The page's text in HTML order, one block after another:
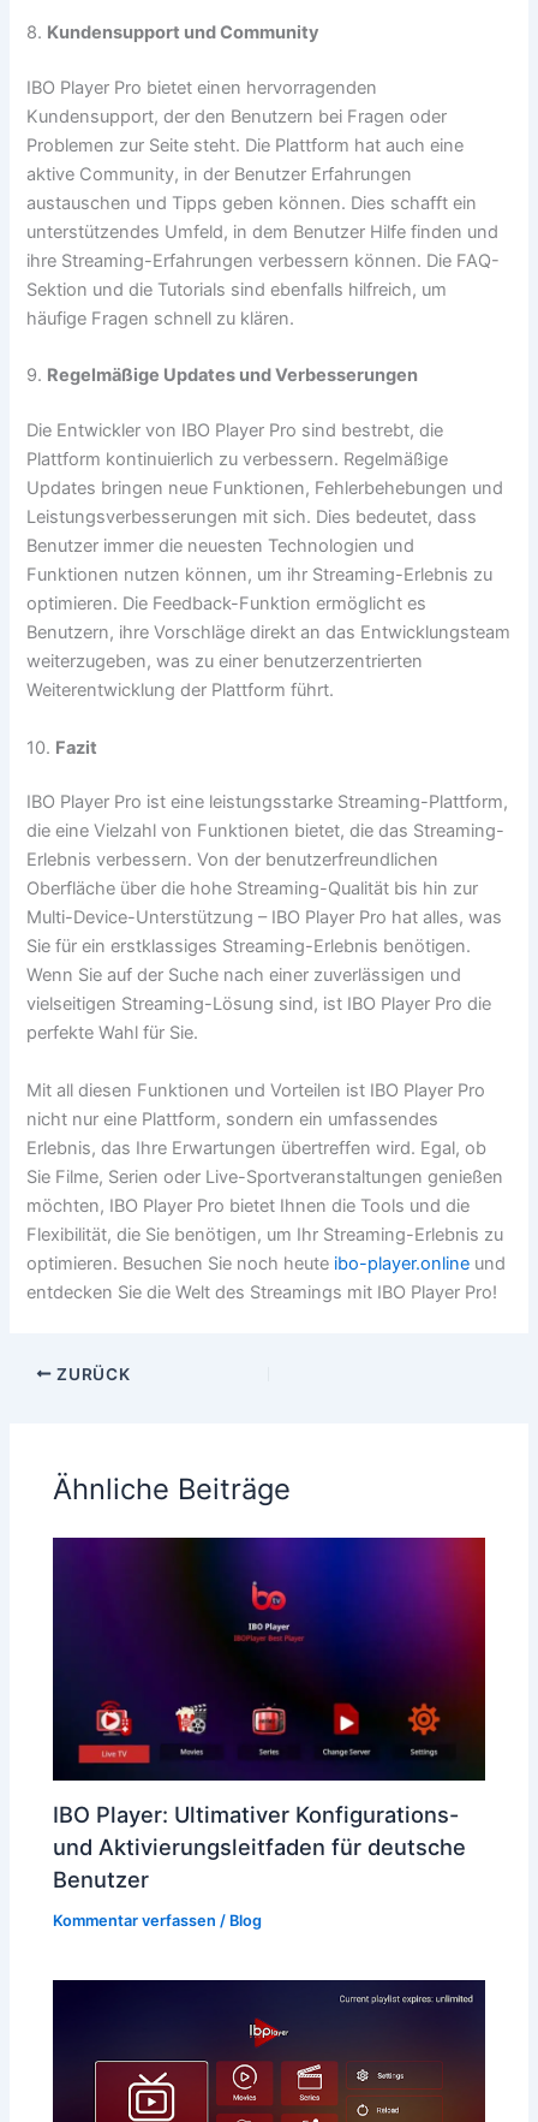
8. Kundensupport und Community
IBO Player Pro bietet einen hervorragenden
Kundensupport, der den Benutzern bei Fragen oder
Problemen zur Seite steht. Die Plattform hat auch eine
aktive Community, in der Benutzer Erfahrungen
austauschen und Tipps geben können. Dies schafft ein
unterstützendes Umfeld, in dem Benutzer Hilfe finden und
ihre Streaming-Erfahrungen verbessern können. Die FAQ-
Sektion und die Tutorials sind ebenfalls hilfreich, um
häufige Fragen schnell zu klären.
9. Regelmäßige Updates und Verbesserungen
Die Entwickler von IBO Player Pro sind bestrebt, die
Plattform kontinuierlich zu verbessern. Regelmäßige
Updates bringen neue Funktionen, Fehlerbehebungen und
Leistungsverbesserungen mit sich. Dies bedeutet, dass
Benutzer immer die neuesten Technologien und
Funktionen nutzen können, um ihr Streaming-Erlebnis zu
optimieren. Die Feedback-Funktion ermöglicht es
Benutzern, ihre Vorschläge direkt an das Entwicklungsteam
weiterzugeben, was zu einer benutzerzentrierten
Weiterentwicklung der Plattform führt.
10. Fazit
IBO Player Pro ist eine leistungsstarke Streaming-Plattform,
die eine Vielzahl von Funktionen bietet, die das Streaming-
Erlebnis verbessern. Von der benutzerfreundlichen
Oberfläche über die hohe Streaming-Qualität bis hin zur
Multi-Device-Unterstützung – IBO Player Pro hat alles, was
Sie für ein erstklassiges Streaming-Erlebnis benötigen.
Wenn Sie auf der Suche nach einer zuverlässigen und
vielseitigen Streaming-Lösung sind, ist IBO Player Pro die
perfekte Wahl für Sie.
Mit all diesen Funktionen und Vorteilen ist IBO Player Pro
nicht nur eine Plattform, sondern ein umfassendes
Erlebnis, das Ihre Erwartungen übertreffen wird. Egal, ob
Sie Filme, Serien oder Live-Sportveranstaltungen genießen
möchten, IBO Player Pro bietet Ihnen die Tools und die
Flexibilität, die Sie benötigen, um Ihr Streaming-Erlebnis zu
optimieren. Besuchen Sie noch heute ibo-player.online und
entdecken Sie die Welt des Streamings mit IBO Player Pro!
ZURÜCK
Ähnliche Beiträge
IBO Player: Ultimativer Konfigurations-
und Aktivierungsleitfaden für deutsche
Benutzer
Kommentar verfassen / Blog